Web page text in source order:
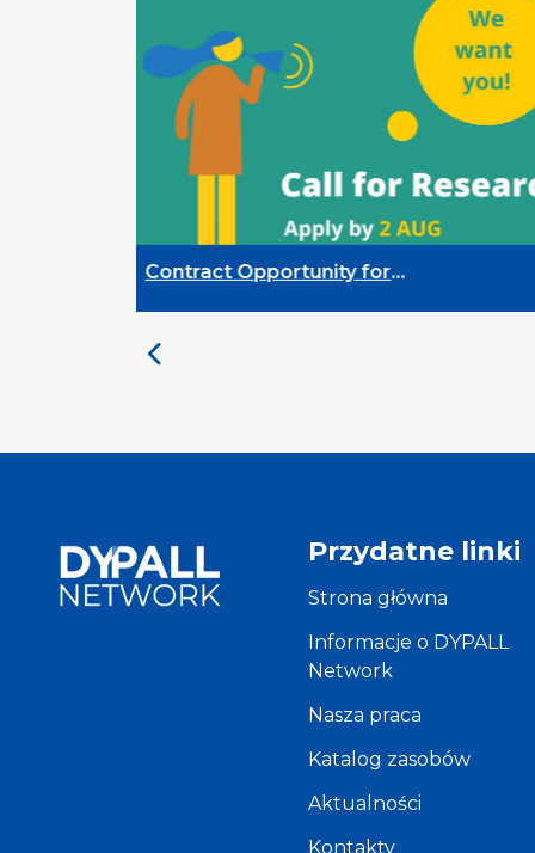
Contract Opportunity for
Monitoring of the Participation
Priority
Przydatne linki
Strona główna
Informacje o DYPALL
Network
Nasza praca
Katalog zasobów
Aktualności
Kontakty